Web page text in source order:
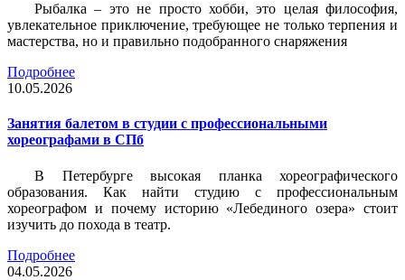
Рыбалка – это не просто хобби, это целая философия,
увлекательное приключение, требующее не только терпения и
мастерства, но и правильно подобранного снаряжения
Подробнее
10.05.2026
Занятия балетом в студии с профессиональными
хореографами в СПб
В Петербурге высокая планка хореографического
образования. Как найти студию с профессиональным
хореографом и почему историю «Лебединого озера» стоит
изучить до похода в театр.
Подробнее
04.05.2026